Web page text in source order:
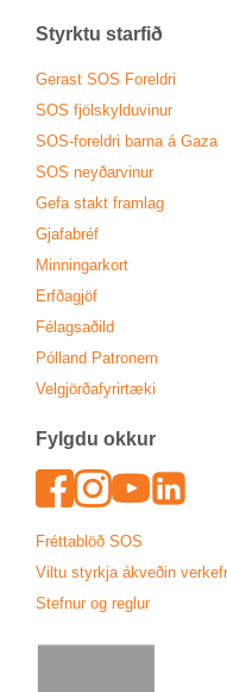
Styrktu starf­ið
Ger­ast SOS For­eldri
SOS fjöl­skyldu­vin­ur
SOS-for­eldri barna á Gaza
SOS neyð­ar­vin­ur
Gefa stakt fram­lag
Gjafa­bréf
Minn­ing­ar­kort
Erfða­gjöf
Fé­lags­að­ild
Pól­land Patronem
Vel­gjörða­fyr­ir­tæki
Fylgdu okk­ur
Frétta­blöð SOS
Viltu styrkja ákveð­in
Stefn­ur og regl­ur